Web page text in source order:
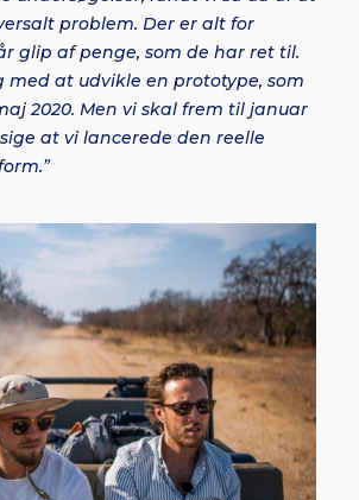
problem. Der er alt for
glip af penge, som de har ret til.
med at udvikle en prototype, som
2020. Men vi skal frem til januar
sige at vi lancerede den reelle